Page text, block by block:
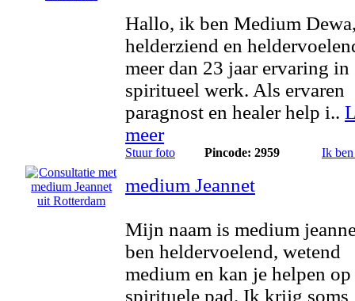
Hallo, ik ben Medium
helderziend en
meer dan 23 jaar ervaring in
spiritueel werk. Als ervaren
paragnost en healer help i..
meer
Stuur foto Pincode: 2959 Ik
medium Jeannet
Mijn naam is medium
ben heldervoelend, wetend
medium en kan je helpen
spirituele pad. Ik krijg soms